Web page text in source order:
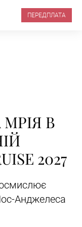
ПЕРЕДПЛАТА
В
2027
Анджелеса